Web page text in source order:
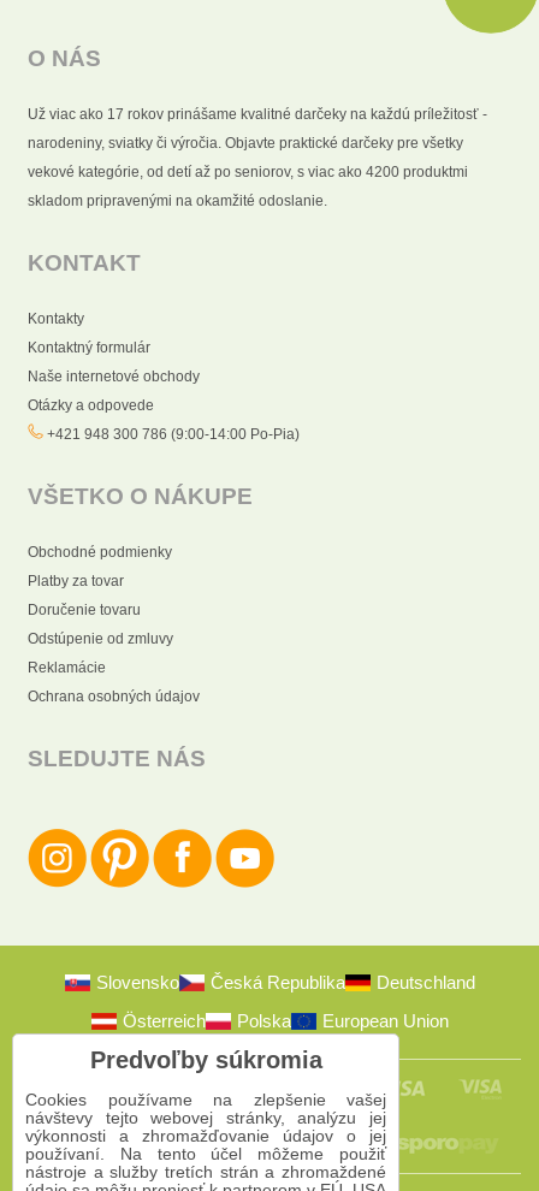
O NÁS
Už viac ako 17 rokov prinášame kvalitné darčeky na každú príležitosť -
narodeniny, sviatky či výročia. Objavte praktické darčeky pre všetky
vekové kategórie, od detí až po seniorov, s viac ako 4200 produktmi
skladom pripravenými na okamžité odoslanie.
KONTAKT
Kontakty
Kontaktný formulár
Naše internetové obchody
Otázky a odpovede
+421 948 300 786 (9:00-14:00 Po-Pia)
VŠETKO O NÁKUPE
Obchodné podmienky
Platby za tovar
Doručenie tovaru
Odstúpenie od zmluvy
Reklamácie
Ochrana osobných údajov
SLEDUJTE NÁS
Slovensko Česká Republika
Deutschland
Österreich
Polska European Union
Predvoľby súkromia
Cookies používame na zlepšenie vašej
návštevy tejto webovej stránky, analýzu jej
výkonnosti a zhromažďovanie údajov o jej
používaní. Na tento účel môžeme použiť
nástroje a služby tretích strán a zhromaždené